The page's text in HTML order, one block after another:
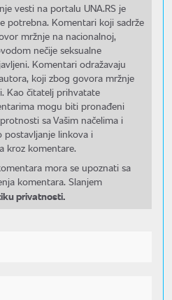
vesti na portalu UNA.RS je
potrebna. Komentari koji sadrže
mržnje na nacionalnoj,
nečije seksualne
Komentari odražavaju
koji zbog govora mržnje
Kao čitatelj prihvatate
mogu biti pronađeni
sa Vašim načelima i
postavljanje linkova i
kroz komentare.
mora se upoznati sa
komentara. Slanjem
privatnosti.